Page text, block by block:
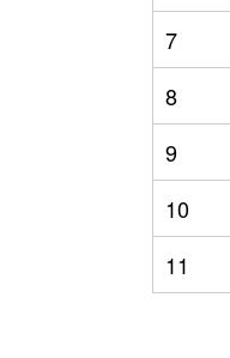
7
8
9
10
11